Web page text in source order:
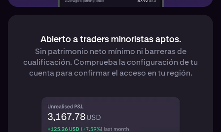
Abierto a traders minoristas aptos.
Sin patrimonio neto mínimo ni barreras de
cualificación. Comprueba la configuración de tu
cuenta para confirmar el acceso en tu región.